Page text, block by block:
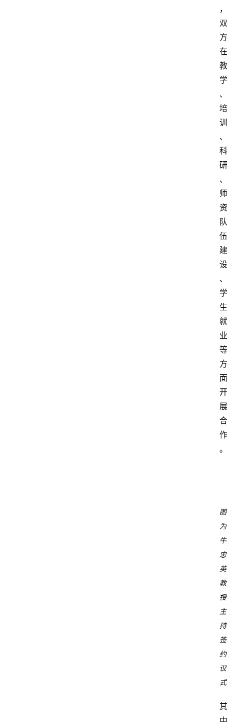
，
双
方
在
教
学
、
培
训
、
科
研
、
师
资
队
伍
建
设
、
学
生
就
业
等
方
面
开
展
合
作
。
图
为
牛
忠
英
教
授
主
持
签
约
议
式
其